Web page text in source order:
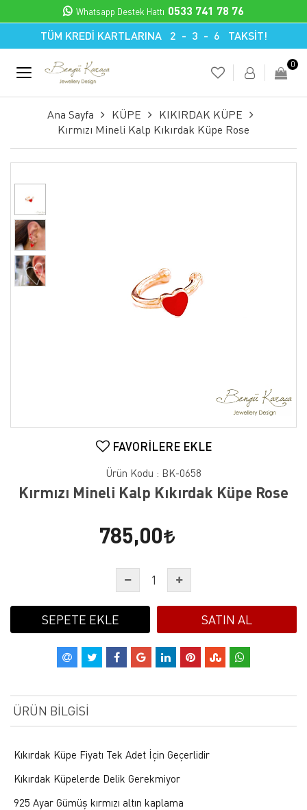
TÜM KREDİ KARTLARINA 2 - 3 - 6 TAKSİT!
Whatsapp Destek Hattı 0533 741 78 76
0
Ana Sayfa KÜPE
KIKIRDAK KÜPE
Kırmızı Mineli Kalp Kıkırdak Küpe Rose
FAVORILERE EKLE
Ürün Kodu : BK-0658
Kırmızı Mineli Kalp Kıkırdak Küpe Rose
785,00
SEPETE EKLE SATIN AL
ÜRÜN BILGISI
Kıkırdak Küpe Fiyatı Tek Adet İçin Geçerlidir
Kıkırdak Küpelerde Delik Gerekmiyor
925 Ayar Gümüş kırmızı altın kaplama